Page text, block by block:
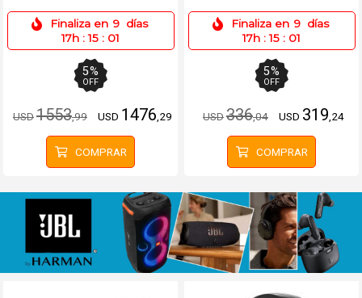
OLED 500Hz 0.03ms
Finaliza en 9 días
17h : 15 : 01
5%
OFF
USD1553,99 USD 1476 ,29
COMPRAR
2xHDMI, DP
Finaliza en 9 días
17h : 15 : 01
5%
OFF
USD336,04 USD 319 ,24
COMPRAR